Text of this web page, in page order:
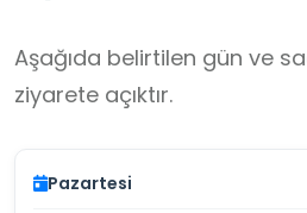
Aşağıda belirtilen gün ve
ziyarete açıktır.
Pazartesi